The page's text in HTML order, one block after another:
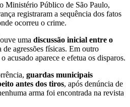
Ministério Público de São Paulo,
registraram a sequência dos fatos
ocorreu o crime.
uma discussão inicial entre o
de agressões físicas. Em outro
acusado aparece e efetua os disparos.
guardas municipais
antes dos tiros, após denúncia de
arma foi encontrada na revista